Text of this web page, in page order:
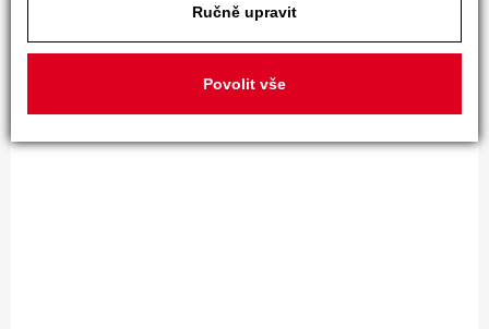
Ručně upravit
Povolit vše